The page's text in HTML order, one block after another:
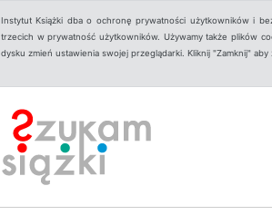
Instytut Książki dba o ochronę prywatności użytkowników i
trzecich w prywatność użytkowników. Używamy także plików
dysku zmień ustawienia swojej przeglądarki. Kliknij "Zamknij"